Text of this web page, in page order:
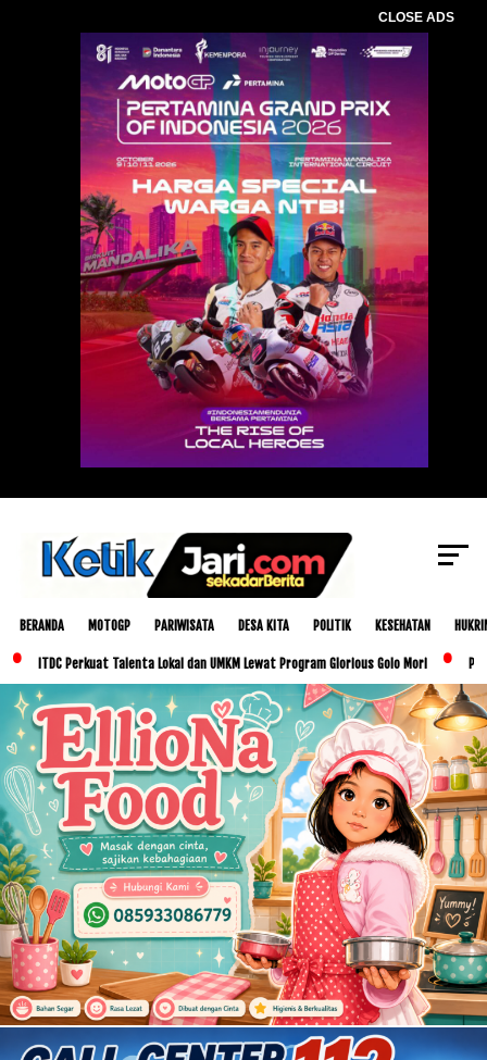
CLOSE ADS
BERANDA MOTOGP PARIWISATA DESA KITA POLITIK KESEHATAN
Perkuat Talenta Lokal dan UMKM Lewat Program Glorious Golo Mori Pemkab